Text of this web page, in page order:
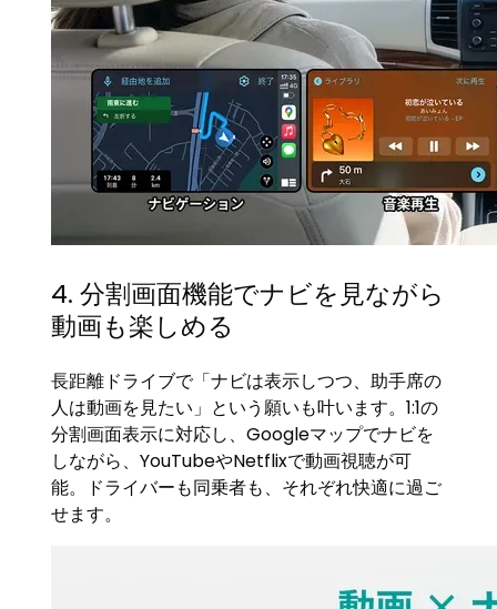
4. 分割画面機能でナビを見ながら
動画も楽しめる
長距離ドライブで「ナビは表示しつつ、助手席の
人は動画を見たい」という願いも叶います。1:1の
分割画面表示に対応し、Googleマップでナビを
しながら、YouTubeやNetflixで動画視聴が可
能。ドライバーも同乗者も、それぞれ快適に過ご
せます。